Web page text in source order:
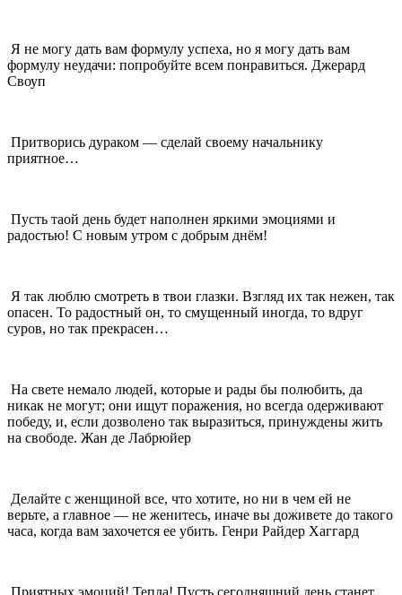
Я не могу дать вам формулу успеха, но я могу дать вам
формулу неудачи: попробуйте всем понравиться. Джерард
Своуп
Притворись дураком — сделай своему начальнику
приятное…
Пусть таой день будет наполнен яркими эмоциями и
радостью! С новым утром с добрым днём!
Я так люблю смотреть в твои глазки. Взгляд их так нежен, так
опасен. То радостный он, то смущенный иногда, то вдруг
суров, но так прекрасен…
На свете немало людей, которые и рады бы полюбить, да
никак не могут; они ищут поражения, но всегда одерживают
победу, и, если дозволено так выразиться, принуждены жить
на свободе. Жан де Лабрюйер
Делайте с женщиной все, что хотите, но ни в чем ей не
верьте, а главное — не женитесь, иначе вы доживете до такого
часа, когда вам захочется ее убить. Генри Райдер Хаггард